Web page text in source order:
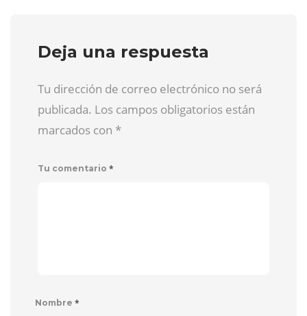
Deja una respuesta
Tu dirección de correo electrónico no será
publicada. Los campos obligatorios están
marcados con *
Tu comentario *
Nombre *